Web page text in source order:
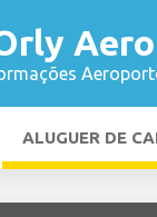
ALUGUER DE